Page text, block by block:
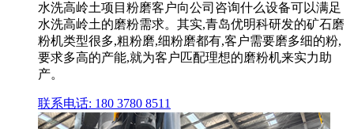
水洗高岭土项目粉磨客户向公司咨询什么设备可以满足
水洗高岭土的磨粉需求。其实,青岛优明科研发的矿石磨
粉机类型很多,粗粉磨,细粉磨都有,客户需要磨多细的粉,
要求多高的产能,就为客户匹配理想的磨粉机来实力助
产。
联系电话: 180 3780 8511